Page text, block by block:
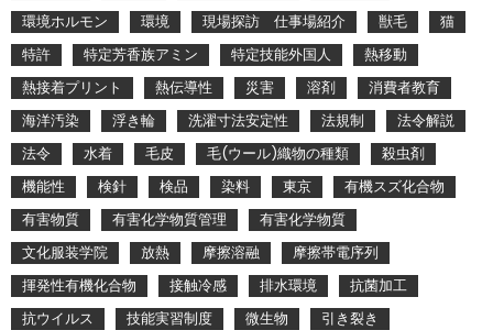
環境ホルモン
環境 現場探訪 仕事場紹介 獣毛
猫
特許
特定芳香族アミン 特定技能外国人
熱移動
熱接着プリント
熱伝導性 災害 溶剤
消費者教育
海洋汚染
浮き輪 洗濯寸法安定性 法規制
法令解説
法令
水着 毛皮 毛(ウール)織物の種類
殺虫剤
機能性
検針 検品 染料 東京
有機スズ化合物
有害物質
有害化学物質管理
有害化学物質
文化服装学院
放熱 摩擦溶融
摩擦帯電序列
揮発性有機化合物
接触冷感 排水環境
抗菌加工
抗ウイルス
技能実習制度 微生物
引き裂き